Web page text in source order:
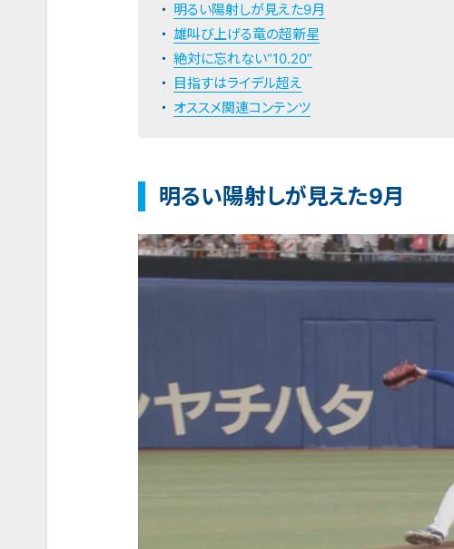
明るい陽射しが見えた9月
雄叫び上げる竜の超新星
絶対に忘れない“10.20”
目指すはライデル超え
オススメ関連コンテンツ
明るい陽射しが見えた9月